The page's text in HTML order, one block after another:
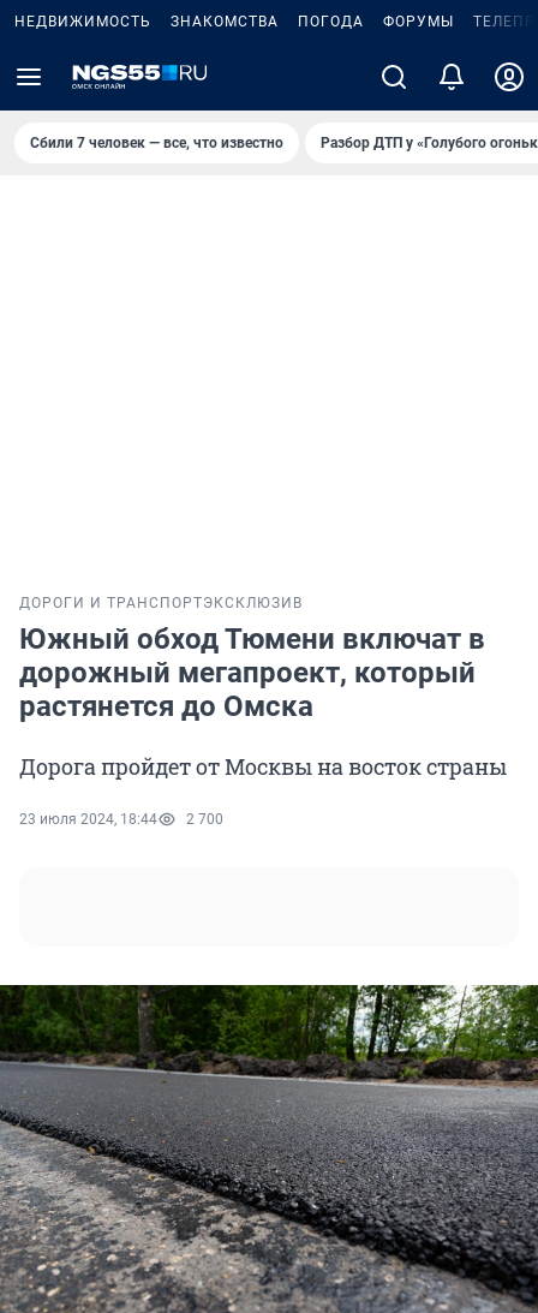
НЕДВИЖИМОСТЬ ЗНАКОМСТВА ПОГОДА ФОРУМЫ
Сбили 7 человек — все, что известно Разбор ДТП у «Голубого
ДОРОГИ И ТРАНСПОРТЭКСКЛЮЗИВ
Южный обход Тюмени включат в
дорожный мегапроект, который
растянется до Омска
Дорога пройдет от Москвы на восток страны
23 июля 2024, 18:44 2 700